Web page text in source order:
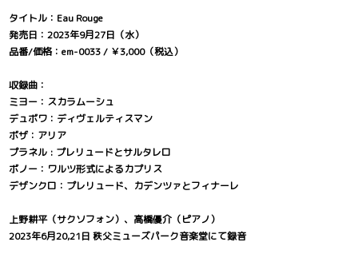
タイトル：Eau Rouge
発売日：2023年9月27日（水）
品番/価格：em-0033 / ￥3,000（税込）
収録曲：
ミヨー：スカラムーシュ
デュボワ：ディヴェルティスマン
ボザ：アリア
プラネル : プレリュードとサルタレロ
ボノー：ワルツ形式によるカプリス
デザンクロ：プレリュード、カデンツァとフィナーレ
上野耕平（サクソフォン）、高橋優介（ピアノ）
2023年6月20,21日 秩父ミューズパーク音楽堂にて録音